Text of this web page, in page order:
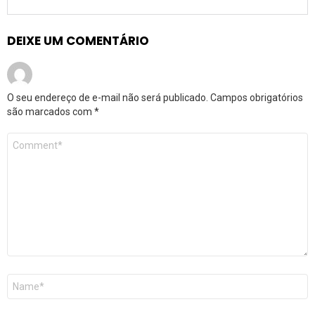
DEIXE UM COMENTÁRIO
O seu endereço de e-mail não será publicado. Campos obrigatórios
são marcados com *
Comentário
Nome